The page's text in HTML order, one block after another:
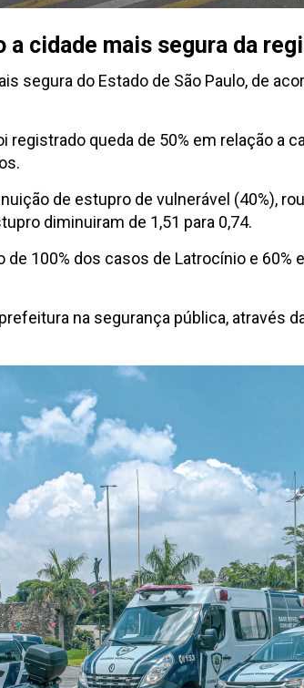
a cidade mais segura da
segura do Estado de São Paulo, de
queda de 50% em relação a
de estupro de vulnerável (40%),
diminuiram de 1,51 para 0,74.
100% dos casos de Latrocínio e 60%
na segurança pública, através